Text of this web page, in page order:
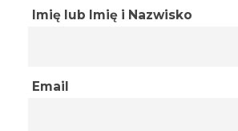
Imię lub Imię i Nazwisko
Email